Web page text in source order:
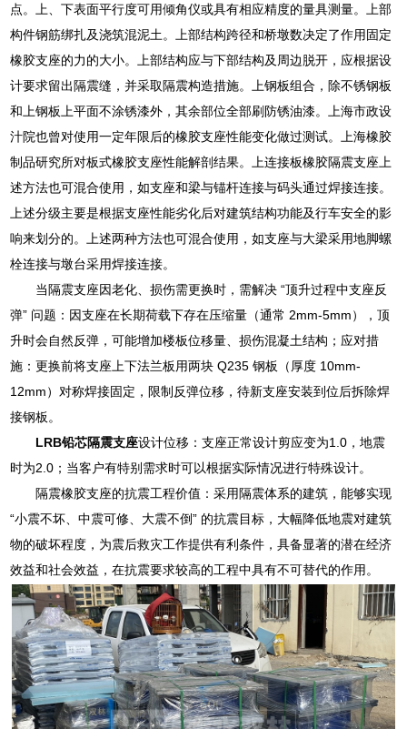
点。上、下表面平行度可用倾角仪或具有相应精度的量具测量。上部
构件钢筋绑扎及浇筑混泥土。上部结构跨径和桥墩数决定了作用固定
橡胶支座的力的大小。上部结构应与下部结构及周边脱开，应根据设
计要求留出隔震缝，并采取隔震构造措施。上钢板组合，除不锈钢板
和上钢板上平面不涂锈漆外，其余部位全部刷防锈油漆。上海市政设
汁院也曾对使用一定年限后的橡胶支座性能变化做过测试。上海橡胶
制品研究所对板式橡胶支座性能解剖结果。上连接板橡胶隔震支座上
述方法也可混合使用，如支座和梁与锚杆连接与码头通过焊接连接。
上述分级主要是根据支座性能劣化后对建筑结构功能及行车安全的影
响来划分的。上述两种方法也可混合使用，如支座与大梁采用地脚螺
栓连接与墩台采用焊接连接。
当隔震支座因老化、损伤需更换时，需解决 “顶升过程中支座反
弹” 问题：因支座在长期荷载下存在压缩量（通常 2mm-5mm），顶
升时会自然反弹，可能增加楼板位移量、损伤混凝土结构；应对措
施：更换前将支座上下法兰板用两块 Q235 钢板（厚度 10mm-
12mm）对称焊接固定，限制反弹位移，待新支座安装到位后拆除焊
接钢板。
LRB铅芯隔震支座设计位移：支座正常设计剪应变为1.0，地震
时为2.0；当客户有特别需求时可以根据实际情况进行特殊设计。
隔震橡胶支座的抗震工程价值：采用隔震体系的建筑，能够实现
“小震不坏、中震可修、大震不倒” 的抗震目标，大幅降低地震对建筑
物的破坏程度，为震后救灾工作提供有利条件，具备显著的潜在经济
效益和社会效益，在抗震要求较高的工程中具有不可替代的作用。